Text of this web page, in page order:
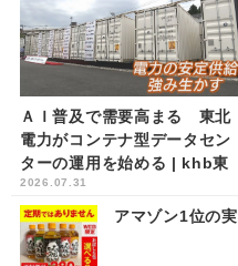
ＡＩ普及で需要高まる 東北
電力がコンテナ型データセン
ターの運用を始める | khb東
日本放送
2026.07.31
アマゾン1位の